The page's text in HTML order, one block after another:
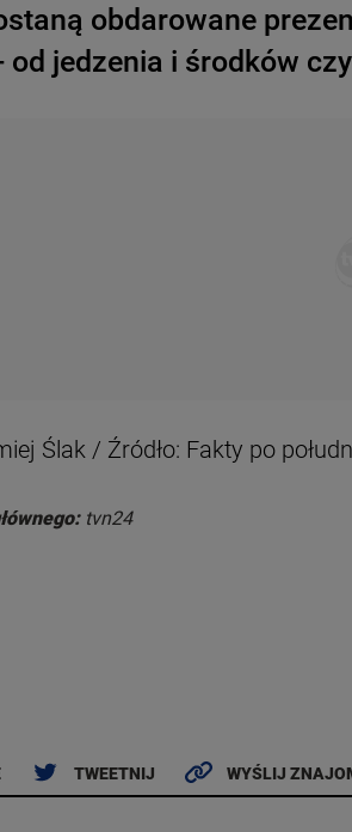
obdarowane
od jedzenia i środków
Ślak / Źródło: Fakty po
tvn24
TWEETNIJ WYŚLIJ